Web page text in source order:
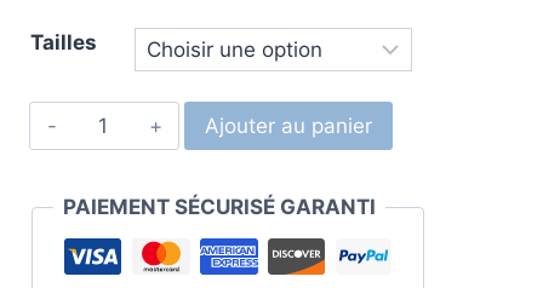
Tailles
Ajouter au panier
PAIEMENT SÉCURISÉ GARANTI